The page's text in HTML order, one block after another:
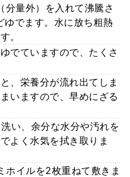
量外）を入れて沸騰さ
ゆでます。水に放ち粗熱
。
でていますので、たくさ
、栄養分が流れ出てしま
いますので、早めにざる
い、余分な水分や汚れを
よく水気を拭き取りま
ホイルを2枚重ねて敷きま